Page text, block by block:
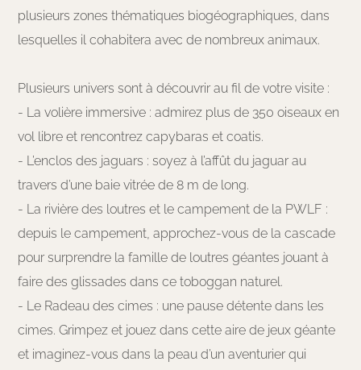
plusieurs zones thématiques biogéographiques, dans
lesquelles il cohabitera avec de nombreux animaux.
Plusieurs univers sont à découvrir au fil de votre visite :
- La volière immersive : admirez plus de 350 oiseaux en
vol libre et rencontrez capybaras et coatis.
- L’enclos des jaguars : soyez à l’affût du jaguar au
travers d’une baie vitrée de 8 m de long.
- La rivière des loutres et le campement de la PWLF :
depuis le campement, approchez-vous de la cascade
pour surprendre la famille de loutres géantes jouant à
faire des glissades dans ce toboggan naturel.
- Le Radeau des cimes : une pause détente dans les
cimes. Grimpez et jouez dans cette aire de jeux géante
et imaginez-vous dans la peau d’un aventurier qui